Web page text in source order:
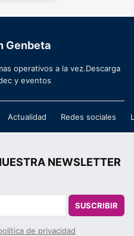
Genbeta
operativos a la vez.Descarga
y eventos
Actualidad Redes sociales
NEWSLETTER
SUSCRIBIR
de privacidad